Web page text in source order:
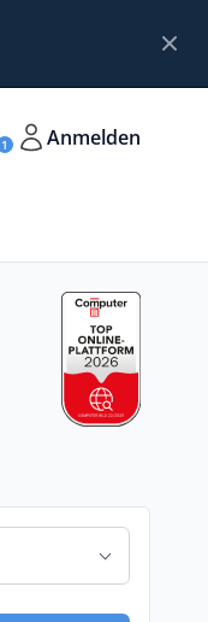
1 Anmelden